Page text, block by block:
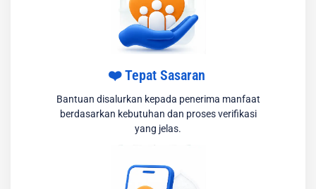
❤️ Tepat Sasaran
Bantuan disalurkan kepada penerima manfaat
berdasarkan kebutuhan dan proses verifikasi
yang jelas.